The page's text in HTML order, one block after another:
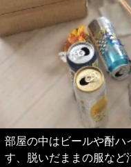
部屋の中はビールや酎ハ
す、脱いだままの服など